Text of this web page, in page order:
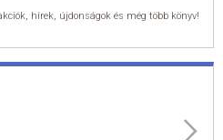
hírek, újdonságok és még több könyv!